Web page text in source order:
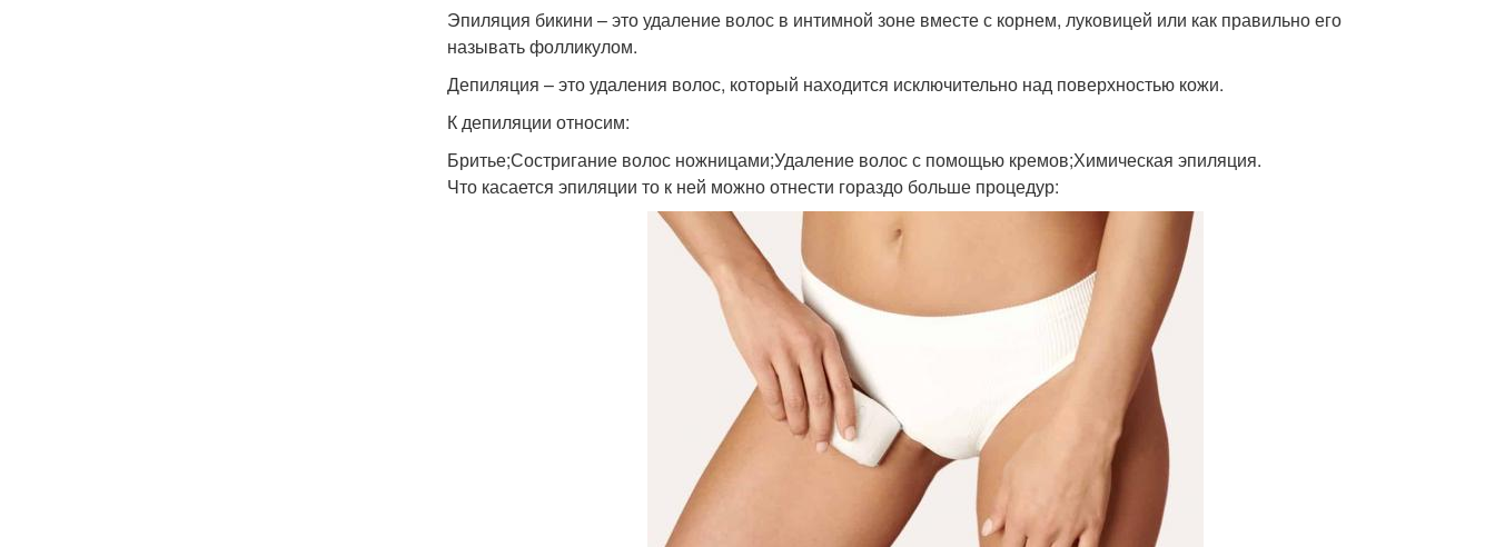
Эпиляция бикини – это удаление волос в интимной зоне вместе с корнем, луковицей или как правильно его
называть фолликулом.
Депиляция – это удаления волос, который находится исключительно над поверхностью кожи.
К депиляции относим:
Бритье;Состригание волос ножницами;Удаление волос с помощью кремов;Химическая эпиляция.
Что касается эпиляции то к ней можно отнести гораздо больше процедур: